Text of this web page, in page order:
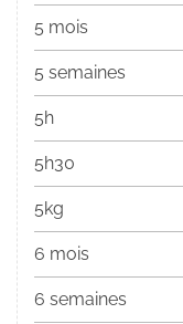
5 mois
5 semaines
5h
5h30
5kg
6 mois
6 semaines